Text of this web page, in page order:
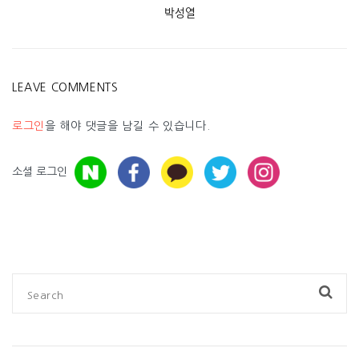
박성열
LEAVE COMMENTS
로그인을 해야 댓글을 남길 수 있습니다.
소셜 로그인